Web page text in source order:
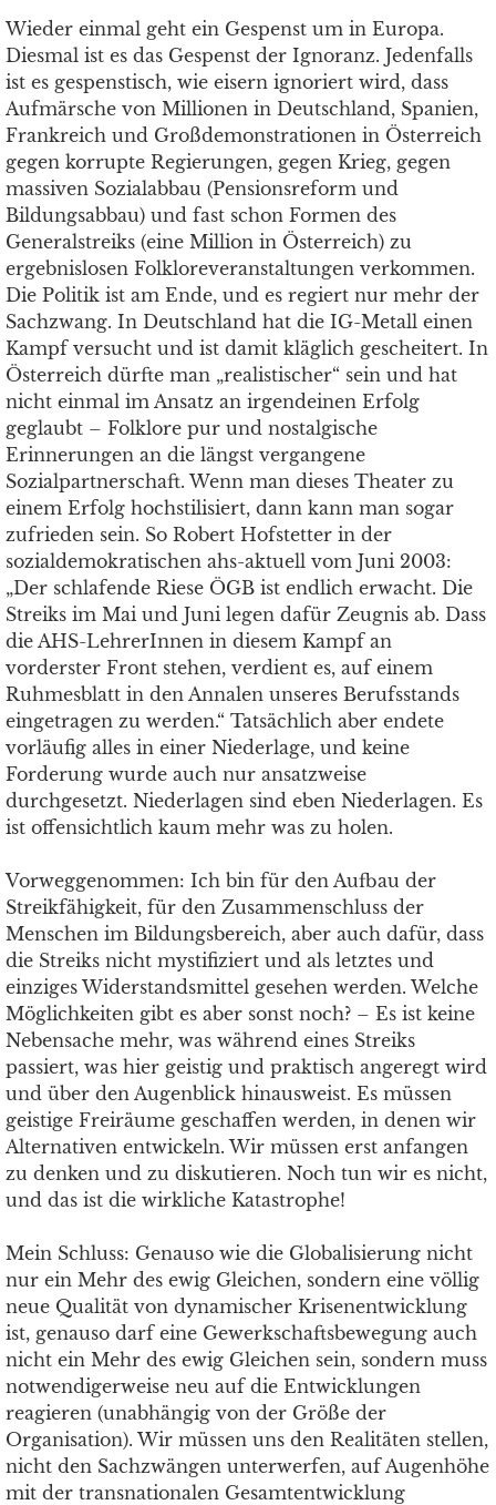
Wieder einmal geht ein Gespenst um in Europa.
Diesmal ist es das Gespenst der Ignoranz. Jedenfalls
ist es gespenstisch, wie eisern ignoriert wird, dass
Aufmärsche von Millionen in Deutschland, Spanien,
Frankreich und Großdemonstrationen in Österreich
gegen korrupte Regierungen, gegen Krieg, gegen
massiven Sozialabbau (Pensionsreform und
Bildungsabbau) und fast schon Formen des
Generalstreiks (eine Million in Österreich) zu
ergebnislosen Folkloreveranstaltungen verkommen.
Die Politik ist am Ende, und es regiert nur mehr der
Sachzwang. In Deutschland hat die IG-Metall einen
Kampf versucht und ist damit kläglich gescheitert. In
Österreich dürfte man „realistischer“ sein und hat
nicht einmal im Ansatz an irgendeinen Erfolg
geglaubt – Folklore pur und nostalgische
Erinnerungen an die längst vergangene
Sozialpartnerschaft. Wenn man dieses Theater zu
einem Erfolg hochstilisiert, dann kann man sogar
zufrieden sein. So Robert Hofstetter in der
sozialdemokratischen ahs-aktuell vom Juni 2003:
„Der schlafende Riese ÖGB ist endlich erwacht. Die
Streiks im Mai und Juni legen dafür Zeugnis ab. Dass
die AHS-LehrerInnen in diesem Kampf an
vorderster Front stehen, verdient es, auf einem
Ruhmesblatt in den Annalen unseres Berufsstands
eingetragen zu werden.“ Tatsächlich aber endete
vorläufig alles in einer Niederlage, und keine
Forderung wurde auch nur ansatzweise
durchgesetzt. Niederlagen sind eben Niederlagen. Es
ist offensichtlich kaum mehr was zu holen.
Vorweggenommen: Ich bin für den Aufbau der
Streikfähigkeit, für den Zusammenschluss der
Menschen im Bildungsbereich, aber auch dafür, dass
die Streiks nicht mystifiziert und als letztes und
einziges Widerstandsmittel gesehen werden. Welche
Möglichkeiten gibt es aber sonst noch? – Es ist keine
Nebensache mehr, was während eines Streiks
passiert, was hier geistig und praktisch angeregt wird
und über den Augenblick hinausweist. Es müssen
geistige Freiräume geschaffen werden, in denen wir
Alternativen entwickeln. Wir müssen erst anfangen
zu denken und zu diskutieren. Noch tun wir es nicht,
und das ist die wirkliche Katastrophe!
Mein Schluss: Genauso wie die Globalisierung nicht
nur ein Mehr des ewig Gleichen, sondern eine völlig
neue Qualität von dynamischer Krisenentwicklung
ist, genauso darf eine Gewerkschaftsbewegung auch
nicht ein Mehr des ewig Gleichen sein, sondern muss
notwendigerweise neu auf die Entwicklungen
reagieren (unabhängig von der Größe der
Organisation). Wir müssen uns den Realitäten stellen,
nicht den Sachzwängen unterwerfen, auf Augenhöhe
mit der transnationalen Gesamtentwicklung